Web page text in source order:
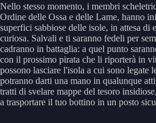
Nello stesso momento, i membri
Ordine delle Ossa e delle Lame, hanno
superfici sabbiose delle isole, in attesa di
curiosa. Salvali e ti saranno fedeli per
cadranno in battaglia: a quel punto
con il prossimo pirata che li riporterà in
possono lasciare l'isola a cui sono legate
potranno darti una mano in qualunque
tratti di svelare mappe del tesoro
a trasportare il tuo bottino in un posto